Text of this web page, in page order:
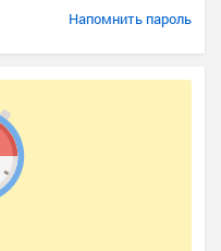
Напомнить пароль